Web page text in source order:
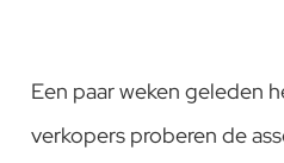
Een paar weken geleden
verkopers proberen de